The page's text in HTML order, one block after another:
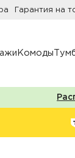
Гарантия на
Комоды